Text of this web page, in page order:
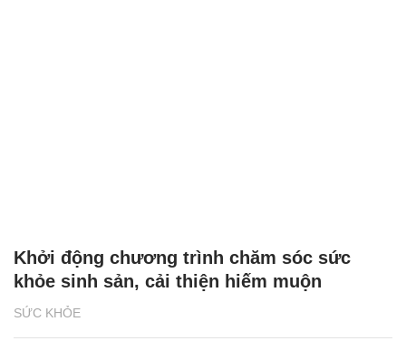
SỨC KHỎE
Khởi động chương trình chăm sóc sức
khỏe sinh sản, cải thiện hiếm muộn